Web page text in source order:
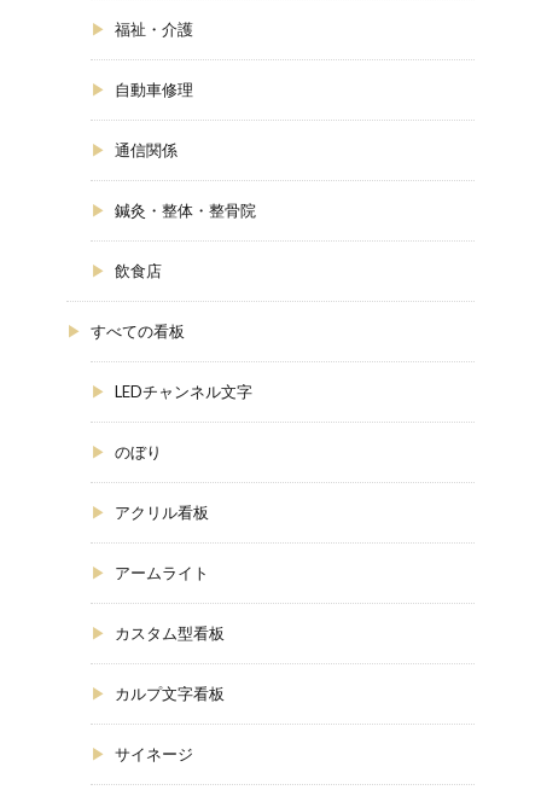
福祉・介護
自動車修理
通信関係
鍼灸・整体・整骨院
飲食店
すべての看板
LEDチャンネル文字
のぼり
アクリル看板
アームライト
カスタム型看板
カルプ文字看板
サイネージ